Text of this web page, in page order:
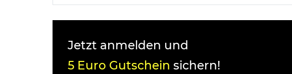
Jetzt anmelden und
5 Euro Gutschein sichern!